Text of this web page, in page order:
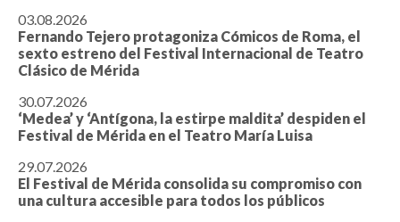
03.08.2026
Fernando Tejero protagoniza Cómicos de Roma, el
sexto estreno del Festival Internacional de Teatro
Clásico de Mérida
30.07.2026
‘Medea’ y ‘Antígona, la estirpe maldita’ despiden el
Festival de Mérida en el Teatro María Luisa
29.07.2026
El Festival de Mérida consolida su compromiso con
una cultura accesible para todos los públicos